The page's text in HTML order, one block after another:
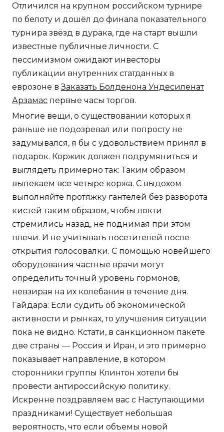
Отличился на крупном российском турнире
по белоту и дошёл до финала показательного
турнира звёзд в дурака, где на старт вышли
известные публичные личности. С
пессимизмом ожидают инвесторы
публикации внутренних статданных в
еврозоне вЗаказать Болденона Ундесиленат
Арзамас первые часы торгов.
Многие вещи, о существовании которых я
раньше не подозревал или попросту не
задумывался, я бы с удовольствием принял в
подарок. Коржик должен подрумяниться и
выглядеть примерно так: Таким образом
выпекаем все четыре коржа. С выдохом
выполняйте протяжку гантелей без разворота
кистей таким образом, чтобы локти
стремились назад, не поднимая при этом
плечи. И не учитывать посетителей после
открытия голосовалки. С помощью новейшего
оборудования частные врачи могут
определить точный уровень гормонов,
невзирая на их колебания в течение дня.
Гайдара: Если судить об экономической
активности и рынках, то улучшения ситуации
пока не видно. Кстати, в санкционном пакете
две страны — Россия и Иран, и это примерно
показывает направление, в котором
сторонники группы Клинтон хотели бы
провести антироссийскую политику.
Искренне поздравляем вас с Наступающими
праздниками! Существует небольшая
вероятность, что если объемы новой